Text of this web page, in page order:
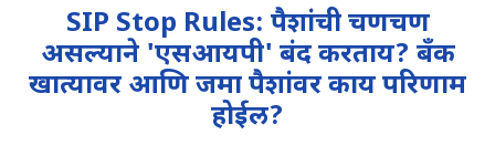
SIP Stop Rules: पैशांची चणचण
असल्याने 'एसआयपी' बंद करताय? बँक
खात्यावर आणि जमा पैशांवर काय परिणाम
होईल?